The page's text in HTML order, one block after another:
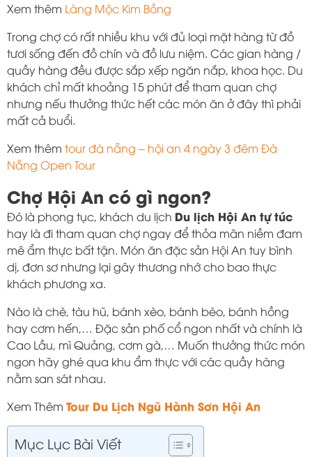
Xem thêm Làng Mộc Kim Bồng
Trong chợ có rất nhiều khu với đủ loại mặt hàng từ đồ
tươi sống đến đồ chín và đồ lưu niệm. Các gian hàng /
quầy hàng đều được sắp xếp ngăn nắp, khoa học. Du
khách chỉ mất khoảng 15 phút để tham quan chợ
nhưng nếu thưởng thức hết các món ăn ở đây thì phải
mất cả buổi.
Xem thêm tour đà nẵng – hội an 4 ngày 3 đêm Đà
Nẵng Open Tour
Chợ Hội An có gì ngon?
Đó là phong tục, khách du lịch Du lịch Hội An tự túc
hay là đi tham quan chợ ngay để thỏa mãn niềm đam
mê ẩm thực bất tận. Món ăn đặc sản Hội An tuy bình
dị, đơn sơ nhưng lại gây thương nhớ cho bao thực
khách phương xa.
Nào là chè, tàu hũ, bánh xèo, bánh bèo, bánh hồng
hay cơm hến,… Đặc sản phố cổ ngon nhất và chính là
Cao Lầu, mì Quảng, cơm gà,… Muốn thưởng thức món
ngon hãy ghé qua khu ẩm thực với các quầy hàng
nằm san sát nhau.
Xem Thêm Tour Du Lịch Ngũ Hành Sơn Hội An
Mục Lục Bài Viết